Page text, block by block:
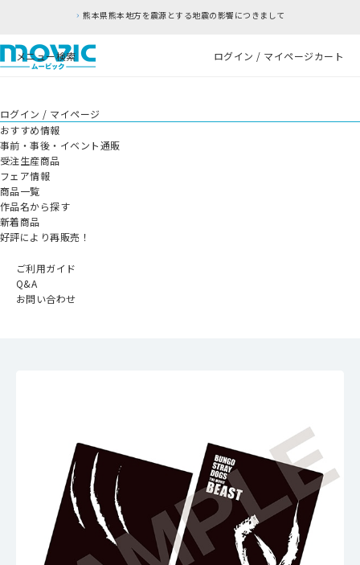
熊本地方を震源とする地震の影響につきまして
メニュー検索 ログイン / マイページカート
ログイン / マイページ
おすすめ情報
事前・事後・イベント通販
受注生産商品
フェア情報
商品一覧
作品名から探す
新着商品
好評により再販売！
ご利用ガイド
Q&A
お問い合わせ